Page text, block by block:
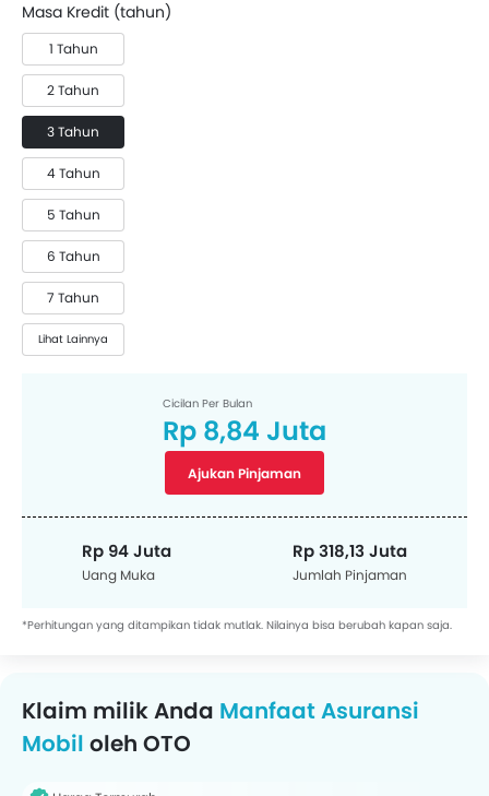
Masa Kredit (tahun)
1 Tahun
2 Tahun
3 Tahun
4 Tahun
5 Tahun
6 Tahun
7 Tahun
Lihat Lainnya
Cicilan Per Bulan
Rp 8,84 Juta
Ajukan Pinjaman
Rp 94 Juta
Uang Muka
Rp 318,13 Juta
Jumlah Pinjaman
*Perhitungan yang ditampikan tidak mutlak. Nilainya bisa berubah kapan saja.
Klaim milik Anda Manfaat Asuransi
Mobil oleh OTO